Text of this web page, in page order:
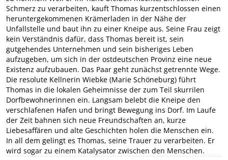
Schmerz zu verarbeiten, kauft Thomas kurzentschlossen einen
heruntergekommenen Krämerladen in der Nähe der
Unfallstelle und baut ihn zu einer Kneipe aus. Seine Frau zeigt
kein Verständnis dafür, dass Thomas bereit ist, sein
gutgehendes Unternehmen und sein bisheriges Leben
aufzugeben, um sich in der ostdeutschen Provinz eine neue
Existenz aufzubauen. Das Paar geht zunächst getrennte Wege.
Die resolute Kellnerin Wiebke (Marie Schöneburg) führt
Thomas in die lokalen Geheimnisse der zum Teil skurrilen
Dorfbewohnerinnen ein. Langsam belebt die Kneipe den
verschlafenen Hafen und bringt Bewegung ins Dorf. Im Laufe
der Zeit bahnen sich neue Freundschaften an, kurze
Liebesaffären und alte Geschichten holen die Menschen ein.
In all dem gelingt es Thomas, seine Trauer zu verarbeiten. Er
wird sogar zu einem Katalysator zwischen den Menschen.